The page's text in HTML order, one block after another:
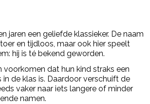
jaren een geliefde klassieker. De naam
en tijdloos, maar ook hier speelt
hij is té bekend geworden.
voorkomen dat hun kind straks een
in de klas is. Daardoor verschuift de
vaker naar iets langere of minder
namen.